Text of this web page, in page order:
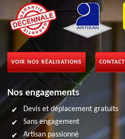
VOIR NOS RÉALISATIONS
Nos engagements
Devis et déplacement gratuits
Sans engagement
Artisan passionné